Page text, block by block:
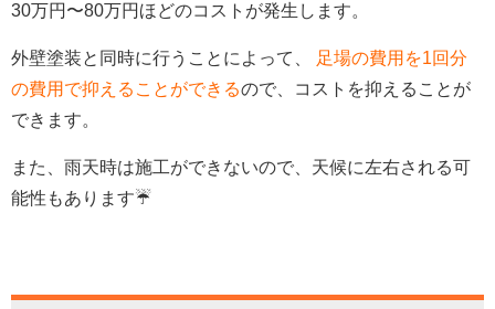
30万円〜80万円ほどのコストが発生します。
外壁塗装と同時に行うことによって、
足場の費用を1回分
の費用で抑えることができるので、コストを抑えることが
できます。
また、雨天時は施工ができないので、天候に左右される可
能性もあります☔️